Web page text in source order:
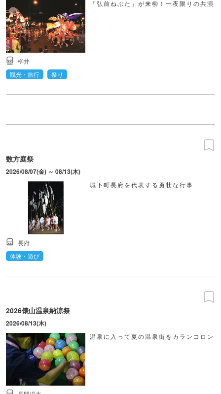
「弘前ねぷた」が来柳！一夜限りの共演
柳井
観光・旅行
祭り
数方庭祭
2026/08/07(金) ～ 08/13(木)
城下町長府を代表する勇壮な行事
長府
体験・遊び
2026俵山温泉納涼祭
2026/08/13(木)
温泉に入って夏の温泉街をカランコロン